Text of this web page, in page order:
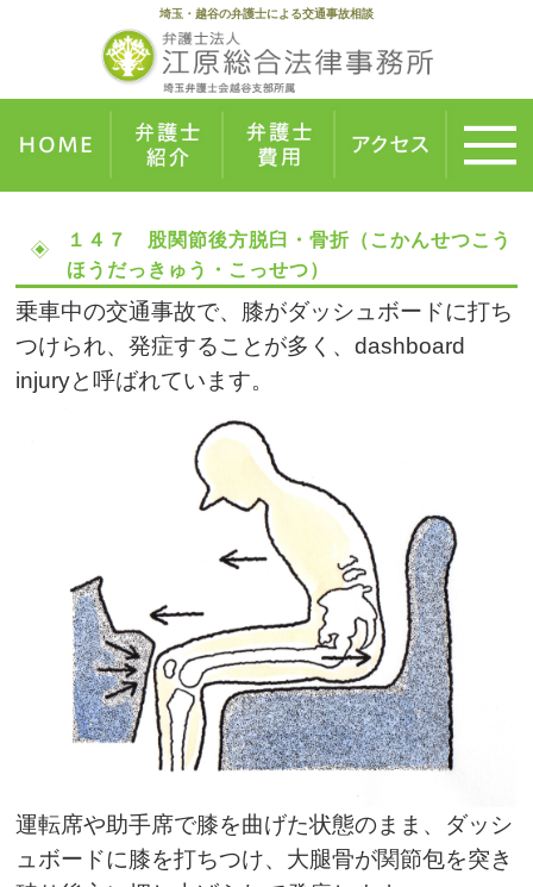
埼玉・越谷の弁護士による交通事故相談
１４７ 股関節後方脱臼・骨折（こかんせつこう
ほうだっきゅう・こっせつ）
乗車中の交通事故で、膝がダッシュボードに打ち
つけられ、発症することが多く、dashboard
injuryと呼ばれています。
運転席や助手席で膝を曲げた状態のまま、ダッシ
ュボードに膝を打ちつけ、大腿骨が関節包を突き